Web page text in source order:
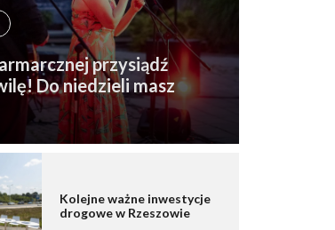
przysiądź
Do niedzieli masz
Kolejne ważne inwestycje
drogowe w Rzeszowie